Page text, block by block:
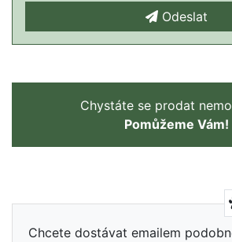
Odeslat
Chystáte se prodat
Pomůžeme Vám!
Chcete dostávat emailem